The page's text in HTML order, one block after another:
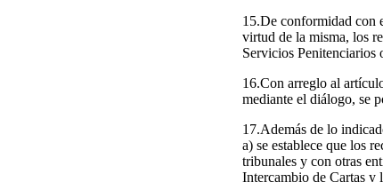
15.De conformidad con
virtud de la misma, los
Servicios Penitenciarios
16.Con arreglo al
mediante el diálogo, se
17.Además de lo
a) se establece que los
tribunales y con otras
Intercambio de Cartas y